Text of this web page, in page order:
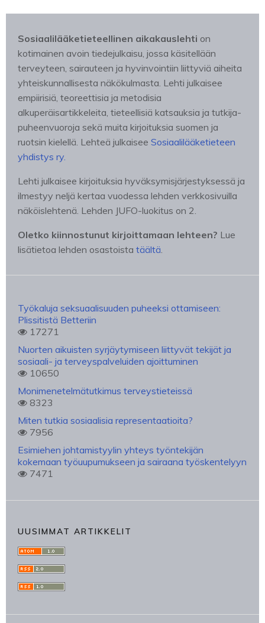
Sosiaalilääketieteellinen aikakauslehti on
kotimainen avoin tiedejulkaisu, jossa käsitellään
terveyteen, sairauteen ja hyvinvointiin liittyviä aiheita
yhteiskunnallisesta näkökulmasta. Lehti julkaisee
empiirisiä, teoreettisia ja metodisia
alkuperäisartikkeleita, tieteellisiä katsauksia ja tutkija-
puheenvuoroja sekä muita kirjoituksia suomen ja
ruotsin kielellä. Lehteä julkaisee Sosiaalilääketieteen
yhdistys ry.
Lehti julkaisee kirjoituksia hyväksymisjärjestyksessä ja
ilmestyy neljä kertaa vuodessa lehden verkkosivuilla
näköislehtenä. Lehden JUFO-luokitus on 2.
Oletko kiinnostunut kirjoittamaan lehteen? Lue
lisätietoa lehden osastoista täältä
Työkaluja seksuaalisuuden puheeksi ottamiseen:
Plissitistä Betteriin
17271
Nuorten aikuisten syrjäytymiseen liittyvät tekijät ja
sosiaali- ja terveyspalveluiden ajoittuminen
10650
Monimenetelmätutkimus terveystieteissä
8323
Miten tutkia sosiaalisia representaatioita?
7956
Esimiehen johtamistyylin yhteys työntekijän
kokemaan työuupumukseen ja sairaana työskentelyyn
7471
UUSIMMAT ARTIKKELIT